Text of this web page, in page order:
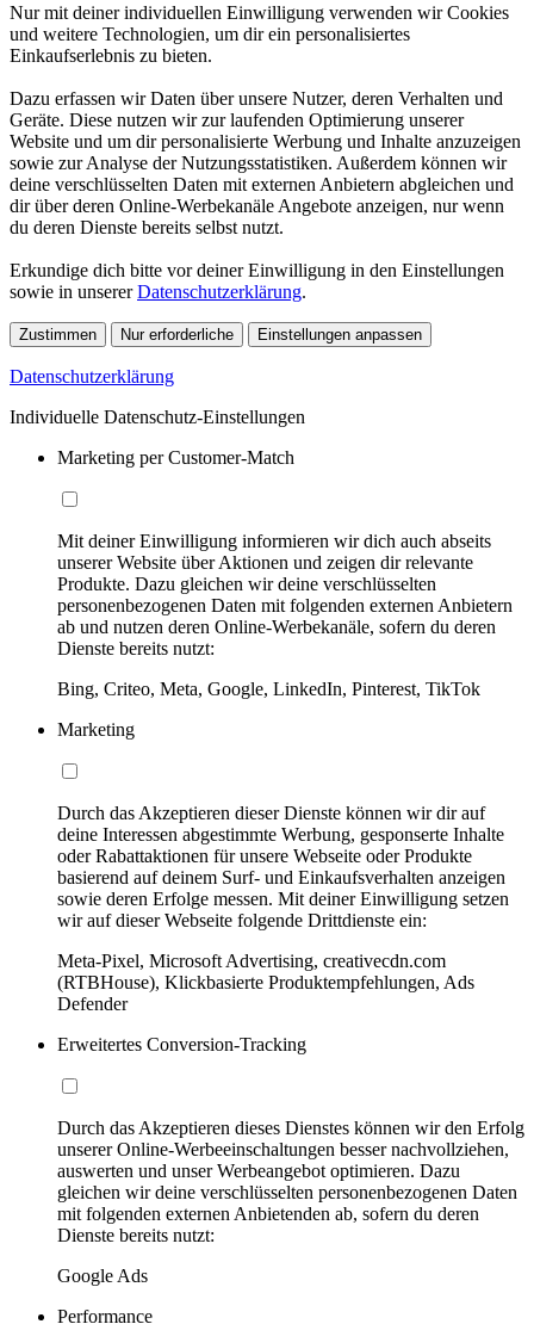
Nur mit deiner individuellen Einwilligung verwenden wir Cookies
und weitere Technologien, um dir ein personalisiertes
Einkaufserlebnis zu bieten.
Dazu erfassen wir Daten über unsere Nutzer, deren Verhalten und
Geräte. Diese nutzen wir zur laufenden Optimierung unserer
Website und um dir personalisierte Werbung und Inhalte anzuzeigen
sowie zur Analyse der Nutzungsstatistiken. Außerdem können wir
deine verschlüsselten Daten mit externen Anbietern abgleichen und
dir über deren Online-Werbekanäle Angebote anzeigen, nur wenn
du deren Dienste bereits selbst nutzt.
Erkundige dich bitte vor deiner Einwilligung in den Einstellungen
sowie in unsererDatenschutzerklärung.
Zustimmen Nur erforderliche Einstellungen anpassen
Datenschutzerklärung
Individuelle Datenschutz-Einstellungen
Marketing per Customer-Match
Mit deiner Einwilligung informieren wir dich auch abseits
unserer Website über Aktionen und zeigen dir relevante
Produkte. Dazu gleichen wir deine verschlüsselten
personenbezogenen Daten mit folgenden externen Anbietern
ab und nutzen deren Online-Werbekanäle, sofern du deren
Dienste bereits nutzt:
Bing, Criteo, Meta, Google, LinkedIn, Pinterest, TikTok
Marketing
Durch das Akzeptieren dieser Dienste können wir dir auf
deine Interessen abgestimmte Werbung, gesponserte Inhalte
oder Rabattaktionen für unsere Webseite oder Produkte
basierend auf deinem Surf- und Einkaufsverhalten anzeigen
sowie deren Erfolge messen. Mit deiner Einwilligung setzen
wir auf dieser Webseite folgende Drittdienste ein:
Meta-Pixel, Microsoft Advertising, creativecdn.com
(RTBHouse), Klickbasierte Produktempfehlungen, Ads
Defender
Erweitertes Conversion-Tracking
Durch das Akzeptieren dieses Dienstes können wir den Erfolg
unserer Online-Werbeeinschaltungen besser nachvollziehen,
auswerten und unser Werbeangebot optimieren. Dazu
gleichen wir deine verschlüsselten personenbezogenen Daten
mit folgenden externen Anbietenden ab, sofern du deren
Dienste bereits nutzt:
Google Ads
Performance